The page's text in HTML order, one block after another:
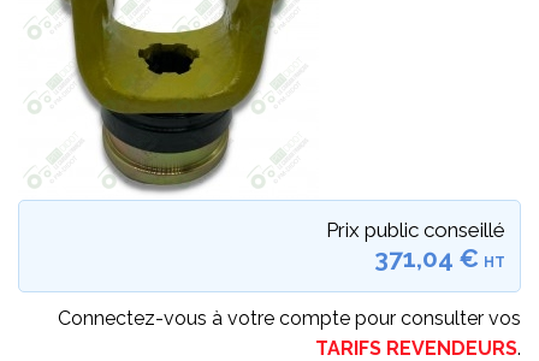
Prix public conseillé
371,04 € HT
Connectez-vous à votre compte pour consulter vos
TARIFS REVENDEURS.